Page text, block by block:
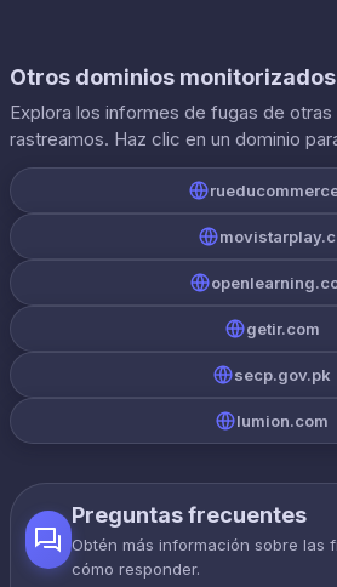
Otros dominios monitorizados
Explora los informes de fugas de
rastreamos. Haz clic en un dominio
getir.com
secp.gov.pk
lumion.com
Preguntas frecuentes
Obtén más información sobre las
cómo responder.